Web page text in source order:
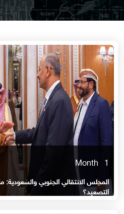
1 Month
المجلس الانتقالي الجنوبي والسعودية:
التصعيد؟